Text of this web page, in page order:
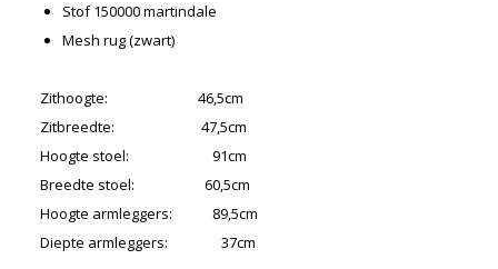
Privacyverklaring
Stof 150000 martindale
Mesh rug (zwart)
Zithoogte: 46,5cm
Zitbreedte: 47,5cm
Hoogte stoel: 91cm
Breedte stoel: 60,5cm
Hoogte armleggers: 89,5cm
Diepte armleggers: 37cm